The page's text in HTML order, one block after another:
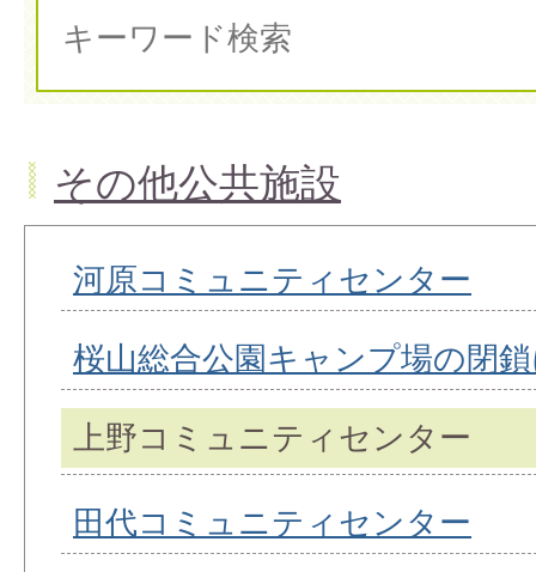
その他公共施設
河原コミュニティセンター
桜山総合公園キャンプ場の閉
上野コミュニティセンター
田代コミュニティセンター